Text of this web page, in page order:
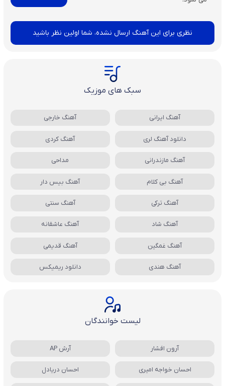
نظری برای این آهنگ ارسال نشده، شما اولین نظر باشید
سبک های موزیک
آهنگ ایرانی آهنگ خارجی
دانلود آهنگ لری آهنگ کردی
آهنگ مازندرانی مداحی
آهنگ بی کلام آهنگ بیس دار
آهنگ ترکی آهنگ سنتی
آهنگ شاد آهنگ عاشقانه
آهنگ غمگین آهنگ قدیمی
آهنگ هندی دانلود ریمیکس
لیست خوانندگان
آرون افشار آرش AP
احسان خواجه امیری احسان دریادل